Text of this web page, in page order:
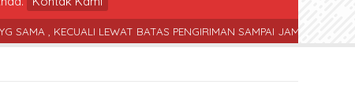
LEWAT BATAS PENGIRIMAN SAMPAI JAM 17.30 WIB